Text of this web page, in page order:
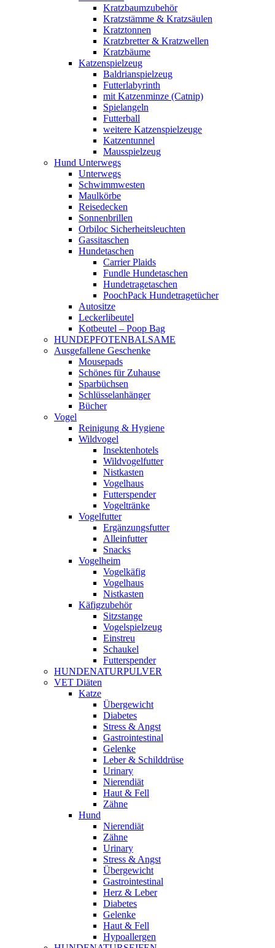
Kratzbaumzubehör
Kratzstämme & Kratzsäulen
Kratztonnen
Kratzbretter & Kratzwellen
Kratzbäume
Katzenspielzeug
Baldrianspielzeug
Futterlabyrinth
mit Katzenminze (Catnip)
Spielangeln
Futterball
weitere Katzenspielzeuge
Katzentunnel
Mausspielzeug
Hund Unterwegs
Unterwegs
Schwimmwesten
Maulkörbe
Reisedecken
Sonnenbrillen
Orbiloc Sicherheitsleuchten
Gassitaschen
Hundetaschen
Carrier Plaids
Fundle Hundetaschen
Hundetragetaschen
PoochPack Hundetragetücher
Autositze
Leckerlibeutel
Kotbeutel – Poop Bag
HUNDEPFOTENBALSAME
Ausgefallene Geschenke
Mousepads
Schönes für Zuhause
Sparbüchsen
Schlüsselanhänger
Bücher
Vogel
Reinigung & Hygiene
Wildvogel
Insektenhotels
Wildvogelfutter
Nistkasten
Vogelhaus
Futterspender
Vogeltränke
Vogelfutter
Ergänzungsfutter
Alleinfutter
Snacks
Vogelheim
Vogelkäfig
Vogelhaus
Nistkasten
Käfigzubehör
Sitzstange
Vogelspielzeug
Einstreu
Schaukel
Futterspender
HUNDENATURPULVER
VET Diäten
Katze
Übergewicht
Diabetes
Stress & Angst
Gastrointestinal
Gelenke
Leber & Schilddrüse
Urinary
Nierendiät
Haut & Fell
Zähne
Hund
Nierendiät
Zähne
Urinary
Stress & Angst
Übergewicht
Gastrointestinal
Herz & Leber
Diabetes
Gelenke
Haut & Fell
Hypoallergen